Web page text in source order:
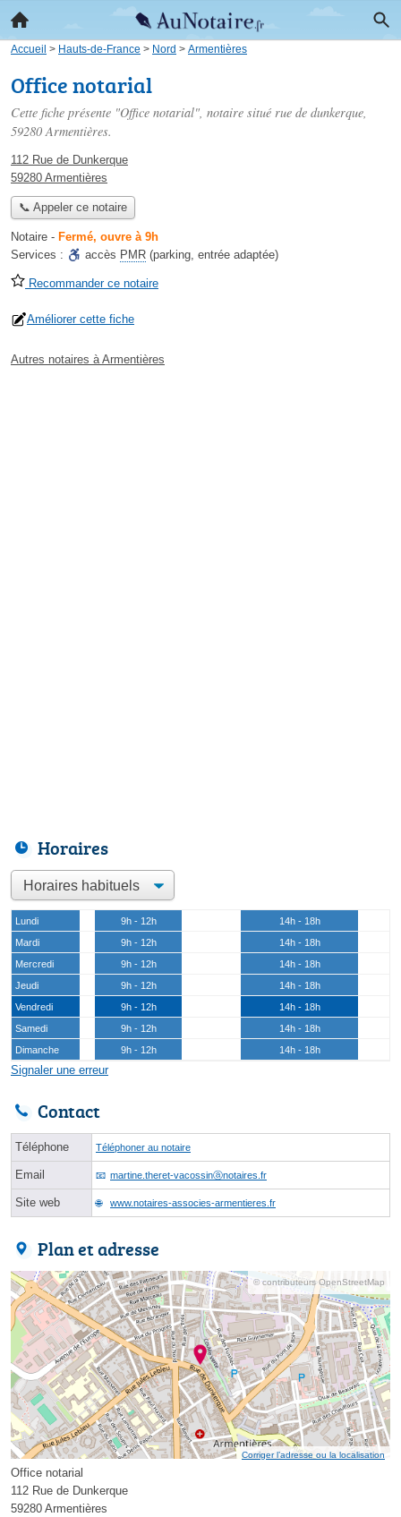
Accueil > Hauts-de-France > Nord > Armentières
Office notarial
Cette fiche présente "Office notarial", notaire situé rue de dunkerque,
59280 Armentières.
112 Rue de Dunkerque
59280 Armentières
📞 Appeler ce notaire
Notaire - Fermé, ouvre à 9h
Services :
accès PMR (parking, entrée adaptée)
Recommander ce notaire
Améliorer cette fiche
Autres notaires à Armentières
Horaires
Lundi 9h - 12h
14h - 18h
Mardi
9h - 12h
14h - 18h
Mercredi
9h - 12h
14h - 18h
Jeudi
9h - 12h
14h - 18h
Vendredi
9h - 12h
14h - 18h
Samedi
9h - 12h
14h - 18h
Dimanche
9h - 12h 14h - 18h
Signaler une erreur
Contact
Téléphone Téléphoner au notaire
Email martine.theret-vacossinⓐnotaires.fr
Site web www.notaires-associes-armentieres.fr
Plan et adresse
© contributeurs OpenStreetMap
Corriger l’adresse ou la localisation
Office notarial
112 Rue de Dunkerque
59280 Armentières